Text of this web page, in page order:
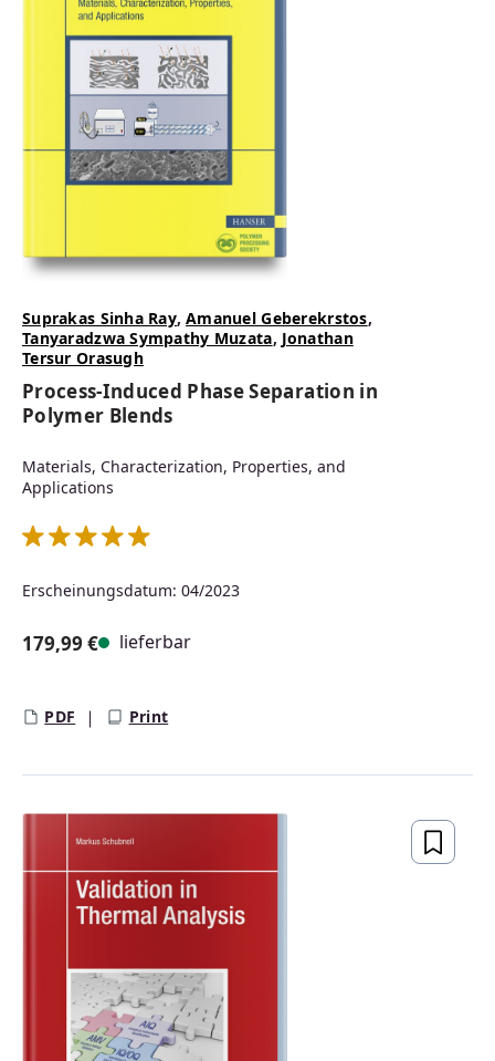
Suprakas Sinha Ray,Amanuel Geberekrstos,
Tanyaradzwa Sympathy Muzata, Jonathan
Tersur Orasugh
Process-Induced Phase Separation in
Polymer Blends
Materials, Characterization, Properties, and
Applications
Erscheinungsdatum: 04/2023
179,99 € lieferbar
PDF Print